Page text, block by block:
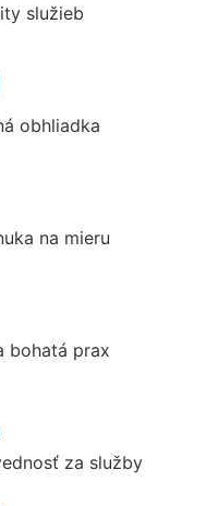
služieb
obhliadka
na mieru
bohatá prax
za služby